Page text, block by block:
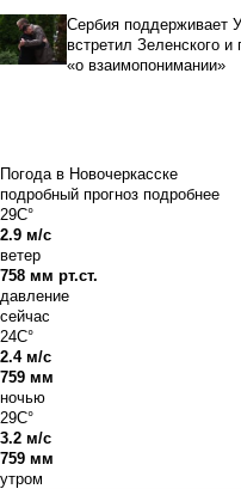
Сербия поддерживает
встретил Зеленского
«о взаимопонимании»
Погода в Новочеркасске
подробный прогноз подробнее
29C°
2.9 м/с
ветер
758 мм рт.ст.
давление
сейчас
24C°
2.4 м/с
759 мм
ночью
29C°
3.2 м/с
759 мм
утром